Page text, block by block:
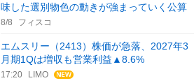
味した選別物色の動きが強まっていく公算
8/8 フィスコ
エムスリー（2413）株価が急落、2027年3
月期1Qは増収も営業利益▲8.6%
17:20 LIMO